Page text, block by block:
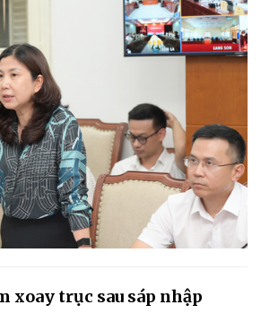
xoay trục sau sáp nhập